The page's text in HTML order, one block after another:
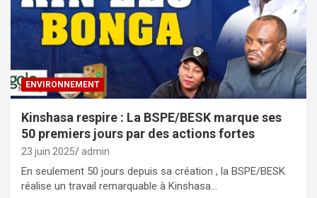
ENVIRONNEMENT
Kinshasa respire : La BSPE/BESK marque ses
50 premiers jours par des actions fortes
23 juin 2025 admin
En seulement 50 jours depuis sa création , la BSPE/BESK
réalise un travail remarquable à Kinshasa…